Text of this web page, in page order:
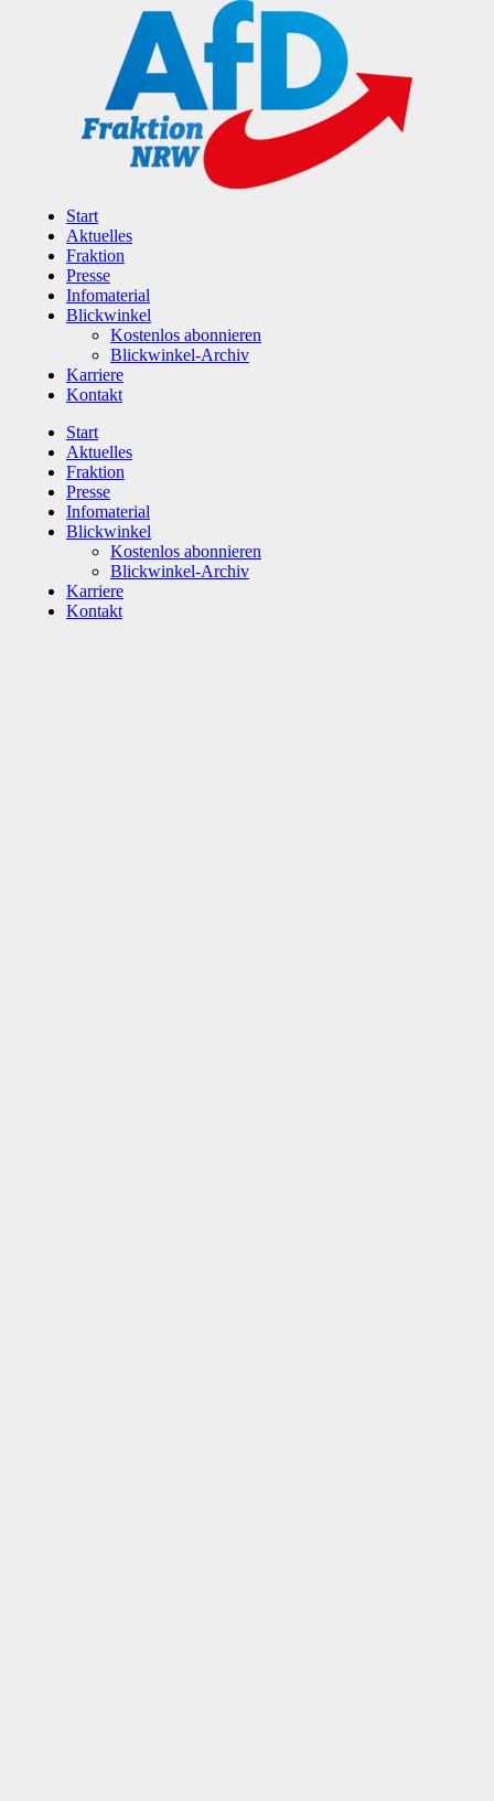
Start
Aktuelles
Fraktion
Presse
Infomaterial
Blickwinkel
Kostenlos abonnieren
Blickwinkel-Archiv
Karriere
Kontakt
Start
Aktuelles
Fraktion
Presse
Infomaterial
Blickwinkel
Kostenlos abonnieren
Blickwinkel-Archiv
Karriere
Kontakt